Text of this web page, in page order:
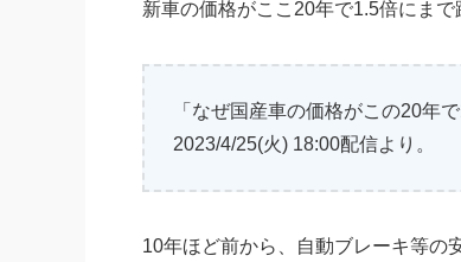
新車の価格がここ20年で1.5倍にまで
「なぜ国産車の価格がこの20年
2023/4/25(火) 18:00配信より。
10年ほど前から、自動ブレーキ等の